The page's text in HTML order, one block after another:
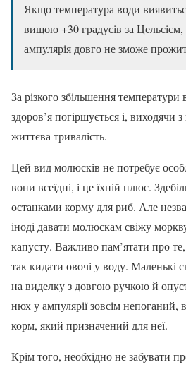
Якщо температура води
вищою +30 градусів за
ампулярія довго не зможе
За різкого збільшення температури
здоров’я погіршується і, виходячи
життєва тривалість.
Цей вид молюсків не потребує
вони всеїдні, і це їхній плюс.
останками корму для риб. Але
іноді давати молюскам свіжу
капусту. Важливо пам’ятати про
так кидати овочі у воду. Маленькі
на виделку з довгою ручкою й
нюх у ампулярії зовсім непоганий,
корм, який призначений для неї.
Крім того, необхідно не забувати